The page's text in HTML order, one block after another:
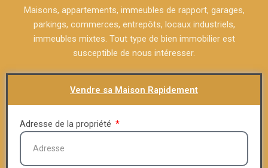
Maisons, appartements, immeubles de rapport, garages,
parkings, commerces, entrepôts, locaux industriels,
immeubles mixtes. Tout type de bien immobilier est
susceptible de nous intéresser.
Vendre sa Maison Rapidement
Adresse de la propriété